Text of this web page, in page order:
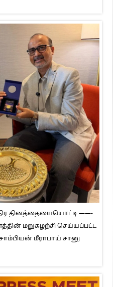
தினத்தையையொட்டி ——-
மறுசுழற்சி செய்யப்பட்ட
மீராபாய் சானு